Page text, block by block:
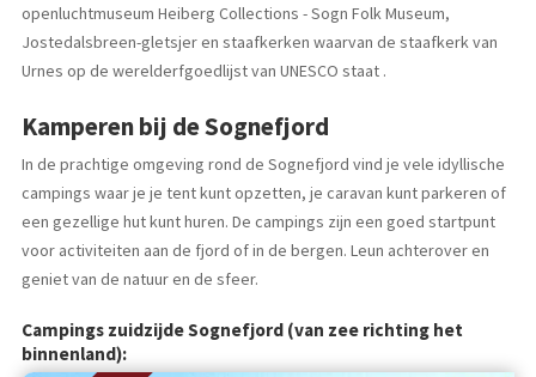
openluchtmuseum Heiberg Collections - Sogn Folk Museum,
Jostedalsbreen-gletsjer en staafkerken waarvan de staafkerk van
Urnes op de werelderfgoedlijst van UNESCO staat .
Kamperen bij de Sognefjord
In de prachtige omgeving rond de Sognefjord vind je vele idyllische
campings waar je je tent kunt opzetten, je caravan kunt parkeren of
een gezellige hut kunt huren. De campings zijn een goed startpunt
voor activiteiten aan de fjord of in de bergen. Leun achterover en
geniet van de natuur en de sfeer.
Campings zuidzijde Sognefjord (van zee richting het
binnenland):